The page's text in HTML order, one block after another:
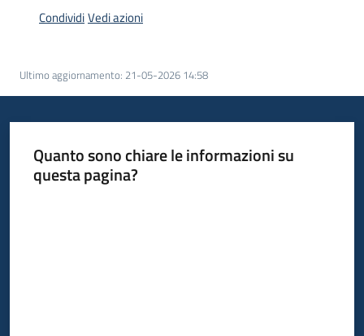
Supporto
Piattaforme
telematiche
CondividiVedi azioni
Ultimo aggiornamento: 21-05-2026 14:58
Quanto sono chiare le informazioni su
questa pagina?